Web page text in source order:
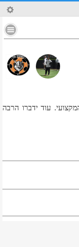
17
עוד ידברו הרבה